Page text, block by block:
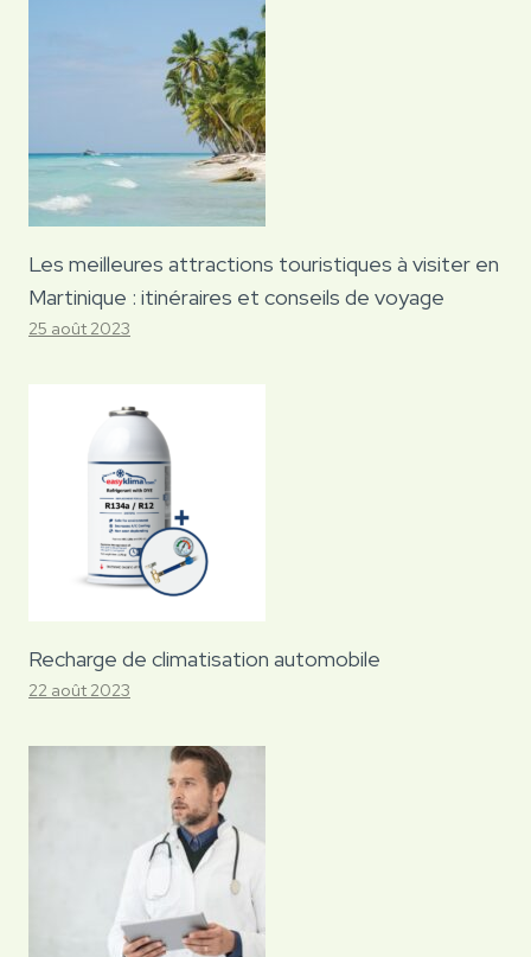
Les meilleures attractions touristiques à visiter en
Martinique : itinéraires et conseils de voyage
25 août 2023
Recharge de climatisation automobile
22 août 2023